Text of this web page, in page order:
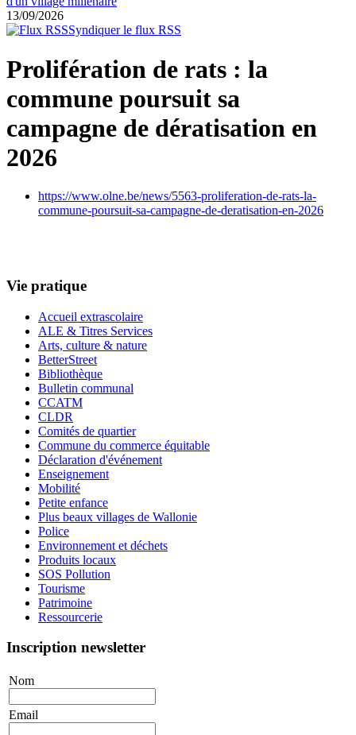
13/09/2026
Syndiquer le flux RSS
Prolifération de rats : la
commune poursuit sa
campagne de dératisation en
2026
https://www.olne.be/news/5563-proliferation-de-rats-la-
commune-poursuit-sa-campagne-de-deratisation-en-2026
Vie pratique
Accueil extrascolaire
ALE & Titres Services
Arts, culture & nature
BetterStreet
Bibliothèque
Bulletin communal
CCATM
CLDR
Comités de quartier
Commune du commerce équitable
Déclaration d'événement
Enseignement
Mobilité
Petite enfance
Plus beaux villages de Wallonie
Police
Environnement et déchets
Produits locaux
SOS Pollution
Tourisme
Patrimoine
Ressourcerie
Inscription newsletter
Nom
Email